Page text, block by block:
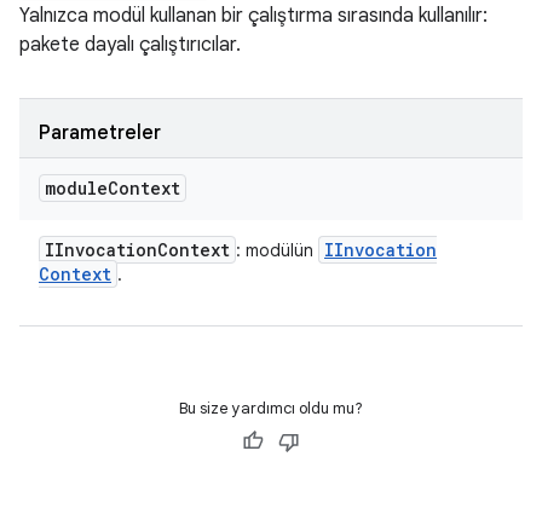
Yalnızca modül kullanan bir çalıştırma sırasında kullanılır:
pakete dayalı çalıştırıcılar.
Parametreler
moduleContext
IInvocationContext : modülün
IInvocation
Context .
Bu size yardımcı oldu mu?